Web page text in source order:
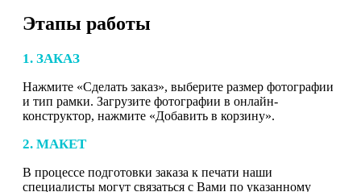
Этапы работы
1. ЗАКАЗ
Нажмите «Сделать заказ», выберите размер фотографии
и тип рамки. Загрузите фотографии в онлайн-
конструктор, нажмите «Добавить в корзину».
2. МАКЕТ
В процессе подготовки заказа к печати наши
специалисты могут связаться с Вами по указанному